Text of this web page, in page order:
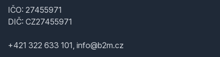
IČO: 27455971
DIČ: CZ27455971
+421 322 633 101, info@b2m.cz